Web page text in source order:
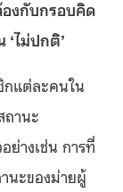
องกับกรอบคิด
ไม่ปกติ’
กแต่ละคนใน
านะ
ย่างเช่น การที่
นะของม่ายผู้